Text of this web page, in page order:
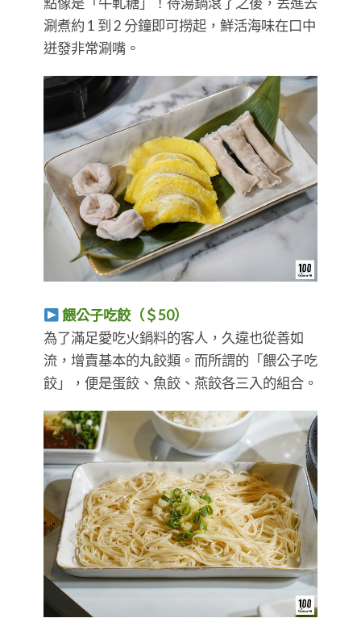
涮煮約 1 到 2 分鐘即可撈起，鮮活海味在口中
迸發非常涮嘴。
餵公子吃餃（＄50）
為了滿足愛吃火鍋料的客人，久違也從善如
流，增賣基本的丸餃類。而所謂的「餵公子吃
餃」，便是蛋餃、魚餃、燕餃各三入的組合。